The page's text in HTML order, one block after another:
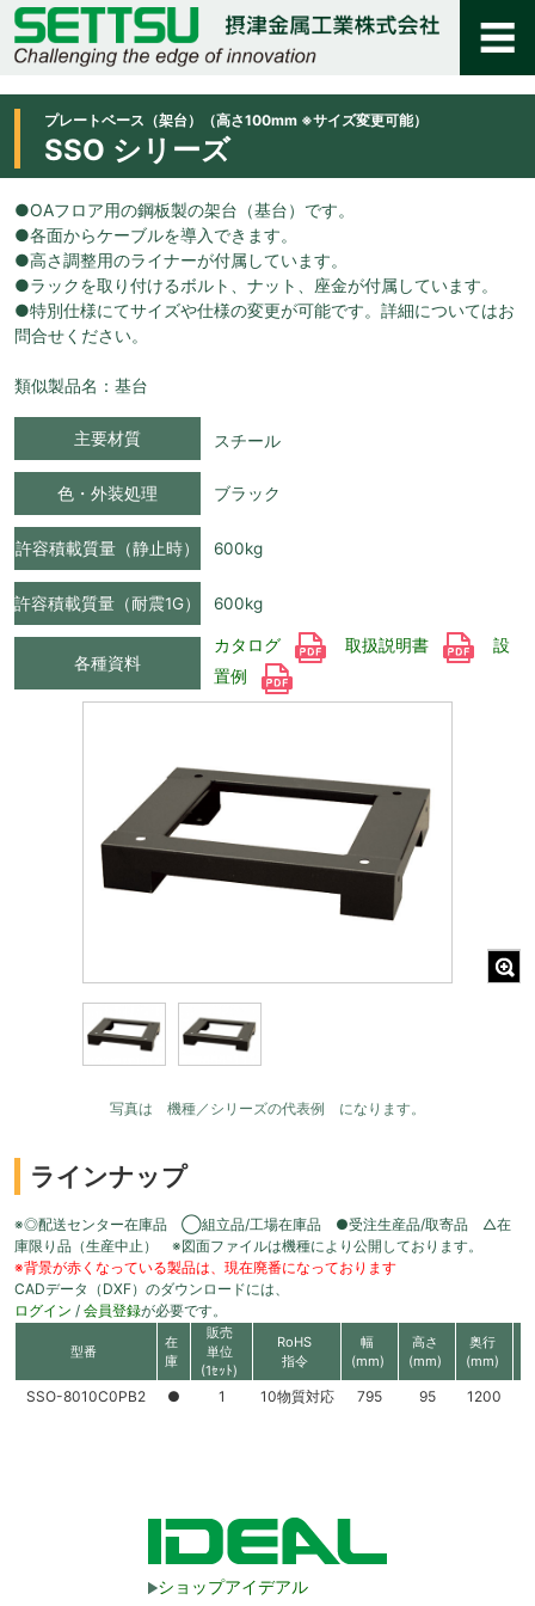
プレートベース（架台）（高さ100mm ※サイズ変更可能）
SSO シリーズ
●OAフロア用の鋼板製の架台（基台）です。
●各面からケーブルを導入できます。
●高さ調整用のライナーが付属しています。
●ラックを取り付けるボルト、ナット、座金が付属しています。
●特別仕様にてサイズや仕様の変更が可能です。詳細についてはお
問合せください。
類似製品名：基台
主要材質 スチール
色・外装処理 ブラック
許容積載質量（静止時） 600kg
許容積載質量（耐震1G） 600kg
各種資料
カタログ 取扱説明書
設
置例
写真は 機種／シリーズの代表例 になります。
ラインナップ
※◎配送センター在庫品 ◯組立品/工場在庫品 ●受注生産品/取寄品 △在
庫限り品（生産中止） ※図面ファイルは機種により公開しております。
※背景が赤くなっている製品は、現在廃番になっております
CADデータ（DXF）のダウンロードには、
ログイン / 会員登録が必要です。
型番
在
庫
販売
単位
(1ｾｯﾄ)
RoHS
指令
幅
(mm)
高さ
(mm)
奥行
(mm)
SSO-8010C0PB2 ● 1 10物質対応 795 95 1200
ショップアイデアル